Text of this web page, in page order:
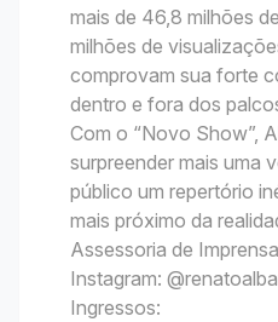
mais de 46,8 milhões
milhões de
comprovam sua forte
dentro e fora dos
Com o “Novo Show”,
surpreender mais uma
público um repertório
mais próximo da
Assessoria de
Instagram:
Ingressos: